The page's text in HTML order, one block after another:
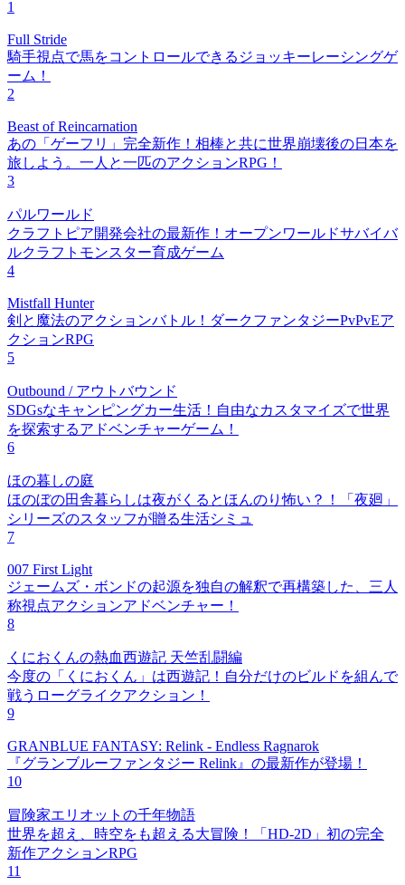
1
Full Stride
騎手視点で馬をコントロールできるジョッキーレーシングゲ
ーム！
2
Beast of Reincarnation
あの「ゲーフリ」完全新作！相棒と共に世界崩壊後の日本を
旅しよう。一人と一匹のアクションRPG！
3
パルワールド
クラフトピア開発会社の最新作！オープンワールドサバイバ
ルクラフトモンスター育成ゲーム
4
Mistfall Hunter
剣と魔法のアクションバトル！ダークファンタジーPvPvEア
クションRPG
5
Outbound / アウトバウンド
SDGsなキャンピングカー生活！自由なカスタマイズで世界
を探索するアドベンチャーゲーム！
6
ほの暮しの庭
ほのぼの田舎暮らしは夜がくるとほんのり怖い？！「夜廻」
シリーズのスタッフが贈る生活シミュ
7
007 First Light
ジェームズ・ボンドの起源を独自の解釈で再構築した、三人
称視点アクションアドベンチャー！
8
くにおくんの熱血西遊記 天竺乱闘編
今度の「くにおくん」は西遊記！自分だけのビルドを組んで
戦うローグライクアクション！
9
GRANBLUE FANTASY: Relink - Endless Ragnarok
『グランブルーファンタジー Relink』の最新作が登場！
10
冒険家エリオットの千年物語
世界を超え、時空をも超える大冒険！「HD-2D」初の完全
新作アクションRPG
11